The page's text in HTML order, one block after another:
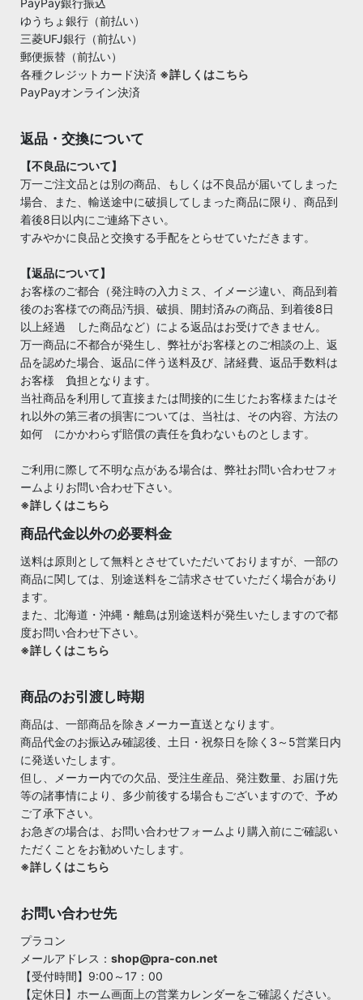
ゆうちょ銀行（前払い）
三菱UFJ銀行（前払い）
郵便振替（前払い）
各種クレジットカード決済 ※詳しくはこちら
PayPayオンライン決済
返品・交換について
【不良品について】
万一ご注文品とは別の商品、もしくは不良品が届いてしまった
場合、また、輸送途中に破損してしまった商品に限り、商品到
着後8日以内にご連絡下さい。
すみやかに良品と交換する手配をとらせていただきます。
【返品について】
お客様のご都合（発注時の入力ミス、イメージ違い、商品到着
後のお客様での商品汚損、破損、開封済みの商品、到着後8日
以上経過 した商品など）による返品はお受けできません。
万一商品に不都合が発生し、弊社がお客様とのご相談の上、返
品を認めた場合、返品に伴う送料及び、諸経費、返品手数料は
お客様 負担となります。
当社商品を利用して直接または間接的に生じたお客様またはそ
れ以外の第三者の損害については、当社は、その内容、方法の
如何 にかかわらず賠償の責任を負わないものとします。
ご利用に際して不明な点がある場合は、弊社お問い合わせフォ
ームよりお問い合わせ下さい。
※詳しくはこちら
商品代金以外の必要料金
送料は原則として無料とさせていただいておりますが、一部の
商品に関しては、別途送料をご請求させていただく場合があり
ます。
また、北海道・沖縄・離島は別途送料が発生いたしますので都
度お問い合わせ下さい。
※詳しくはこちら
商品のお引渡し時期
商品は、一部商品を除きメーカー直送となります。
商品代金のお振込み確認後、土日・祝祭日を除く3～5営業日内
に発送いたします。
但し、メーカー内での欠品、受注生産品、発注数量、お届け先
等の諸事情により、多少前後する場合もございますので、予め
ご了承下さい。
お急ぎの場合は、お問い合わせフォームより購入前にご確認い
ただくことをお勧めいたします。
※詳しくはこちら
お問い合わせ先
プラコン
メールアドレス： shop@pra-con.net
【受付時間】9:00～17：00
【定休日】ホーム画面上の営業カレンダーをご確認ください。